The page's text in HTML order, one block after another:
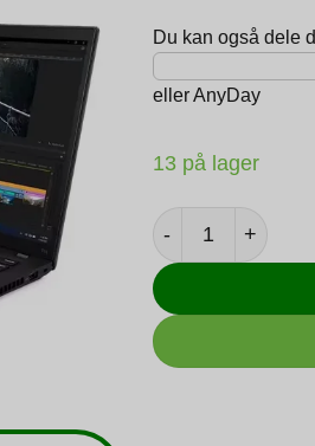
Du kan også dele
ellerAnyDay
13 på lager